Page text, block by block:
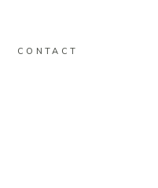
CONTACT